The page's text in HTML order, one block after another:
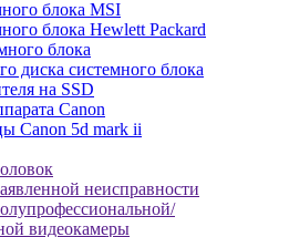
блока MSI
блока Hewlett Packard
блока
диска системного блока
на SSD
Canon
Canon 5d mark ii
неисправности
видеокамеры